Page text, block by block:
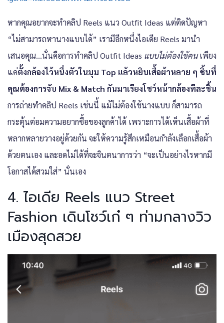
หากคุณอยากจะทำคลิป Reels แนว Outfit Ideas แต่ติดปัญหา
“ไม่สามารถหานางแบบได้” เรามีอีกหนึ่งไอเดีย Reels มานำ
เสนอคุณ…นั่นคือการทำคลิป Outfit Ideas แบบไม่ต้องใช้คนเพียง
แค่ตั้งกล้องไว้หนึ่งตัวในมุม Top แล้วหยิบเสื้อผ้าหลาย ๆ ชิ้นที่
คุณต้องการจับ Mix & Match กันมาเรียงโชว์หน้ากล้องทีละชิ้น
การถ่ายทำคลิป Reels เช่นนี้ แม้ไม่ต้องใช้นางแบบ ก็สามารถ
กระตุ้นต่อมความอยากซื้อของลูกค้าได้ เพราะการได้เห็นเสื้อผ้าที่
หลากหลายวางอยู่ด้วยกัน จะให้ความรู้สึกเหมือนกำลังเลือกเสื้อผ้า
ด้วยตนเอง และอดไม่ได้ที่จะจินตนาการว่า “จะเป็นอย่างไรหากมี
โอกาสได้สวมใส่” นั่นเอง
4. ไอเดีย Reels แนว Street
Fashion เดินโชว์เก๋ ๆ ท่ามกลางวิว
เมืองสุดสวย